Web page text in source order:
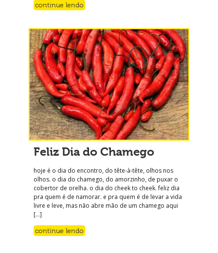
continue lendo
Feliz Dia do Chamego
hoje é o dia do encontro, do tête-à-tête, olhos nos
olhos. o dia do chamego, do amorzinho, de puxar o
cobertor de orelha. o dia do cheek to cheek. feliz dia
pra quem é de namorar. e pra quem é de levar a vida
livre e leve, mas não abre mão de um chamego aqui
[…]
continue lendo